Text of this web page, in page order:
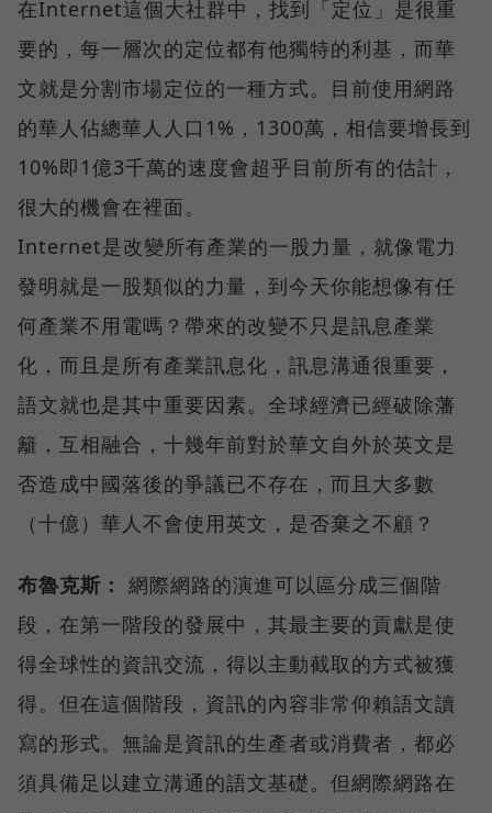
在Internet這個大社群中，找到「定位」是很重
要的，每一層次的定位都有他獨特的利基，而華
文就是分割市場定位的一種方式。目前使用網路
的華人佔總華人人口1%，1300萬，相信要增長到
10%即1億3千萬的速度會超乎目前所有的估計，
很大的機會在裡面。
Internet是改變所有產業的一股力量，就像電力
發明就是一股類似的力量，到今天你能想像有任
何產業不用電嗎？帶來的改變不只是訊息產業
化，而且是所有產業訊息化，訊息溝通很重要，
語文就也是其中重要因素。全球經濟已經破除藩
籬，互相融合，十幾年前對於華文自外於英文是
否造成中國落後的爭議已不存在，而且大多數
（十億）華人不會使用英文，是否棄之不顧？
布魯克斯： 網際網路的演進可以區分成三個階
段，在第一階段的發展中，其最主要的貢獻是使
得全球性的資訊交流，得以主動截取的方式被獲
得。但在這個階段，資訊的內容非常仰賴語文讀
寫的形式。無論是資訊的生產者或消費者，都必
須具備足以建立溝通的語文基礎。但網際網路在